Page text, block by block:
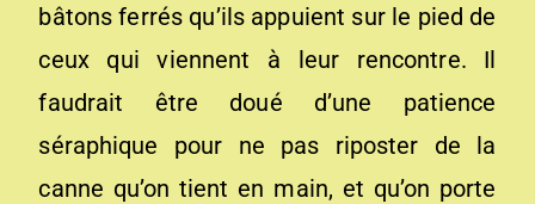
bâtons ferrés qu’ils appuient sur le pied de
ceux qui viennent à leur rencontre. Il
faudrait être doué d’une patience
séraphique pour ne pas riposter de la
canne qu’on tient en main, et qu’on porte